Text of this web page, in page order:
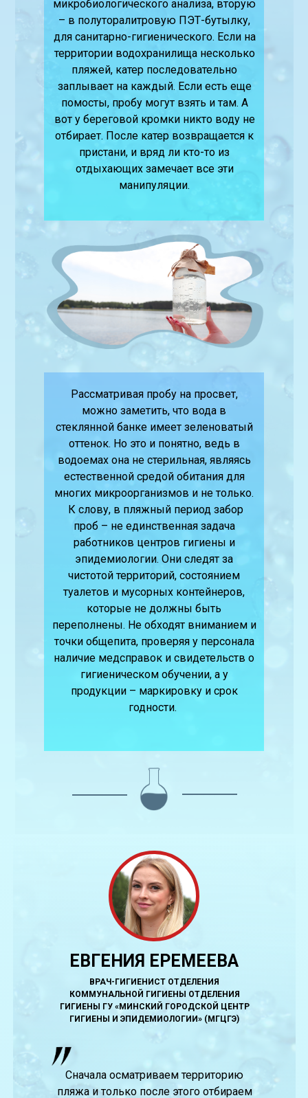
микробиологического анализа, вторую
– в полуторалитровую ПЭТ-бутылку,
для санитарно-гигиенического. Если на
территории водохранилища несколько
пляжей, катер последовательно
заплывает на каждый. Если есть еще
помосты, пробу могут взять и там. А
вот у береговой кромки никто воду не
отбирает. После катер возвращается к
пристани, и вряд ли кто-то из
отдыхающих замечает все эти
манипуляции.
Рассматривая пробу на просвет,
можно заметить, что вода в
стеклянной банке имеет зеленоватый
оттенок. Но это и понятно, ведь в
водоемах она не стерильная, являясь
естественной средой обитания для
многих микроорганизмов и не только.
К слову, в пляжный период забор
проб – не единственная задача
работников центров гигиены и
эпидемиологии. Они следят за
чистотой территорий, состоянием
туалетов и мусорных контейнеров,
которые не должны быть
переполнены. Не обходят вниманием и
точки общепита, проверяя у персонала
наличие медсправок и свидетельств о
гигиеническом обучении, а у
продукции – маркировку и срок
годности.
ЕВГЕНИЯ ЕРЕМЕЕВА
Сначала осматриваем территорию
пляжа и только после этого отбираем
ВРАЧ-ГИГИЕНИСТ ОТДЕЛЕНИЯ
КОММУНАЛЬНОЙ ГИГИЕНЫ ОТДЕЛЕНИЯ
ГИГИЕНЫ ГУ «МИНСКИЙ ГОРОДСКОЙ ЦЕНТР
ГИГИЕНЫ И ЭПИДЕМИОЛОГИИ» (МГЦГЭ)